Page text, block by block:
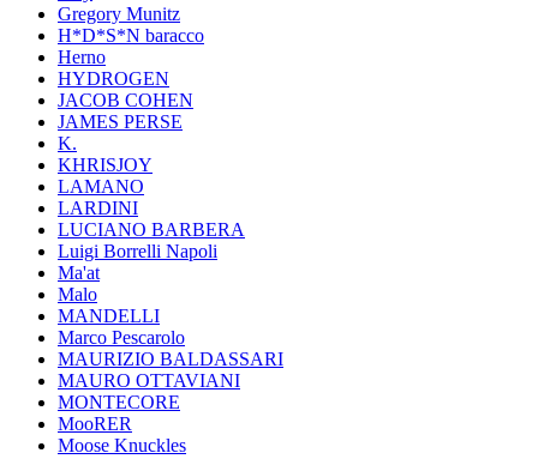
Gregory Munitz
H*D*S*N baracco
Herno
HYDROGEN
JACOB COHEN
JAMES PERSE
K.
KHRISJOY
LAMANO
LARDINI
LUCIANO BARBERA
Luigi Borrelli Napoli
Ma'at
Malo
MANDELLI
Marco Pescarolo
MAURIZIO BALDASSARI
MAURO OTTAVIANI
MONTECORE
MooRER
Moose Knuckles